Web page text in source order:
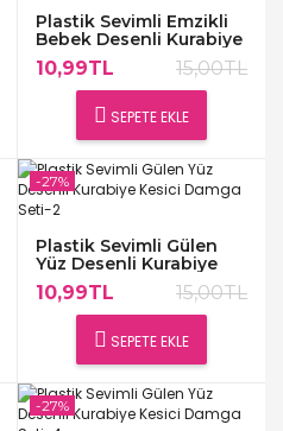
Plastik Sevimli Emzikli
Bebek Desenli Kurabiye
Kesici Damga Seti
10,99TL 15,00TL
SEPETE EKLE
Plastik Sevimli Gülen
Yüz Desenli Kurabiye
Kesici Damga Seti-2
10,99TL 15,00TL
SEPETE EKLE
-27%
-27%